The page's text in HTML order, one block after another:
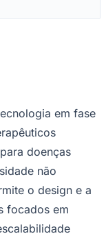
em fase
doenças
não
o design e a
focados em